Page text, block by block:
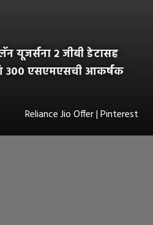
यूजर्सना २ जीबी डेटासह
३०० एसएमएसची आकर्षक
Reliance Jio Offer | Pinterest